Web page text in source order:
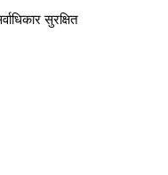
सुरक्षित